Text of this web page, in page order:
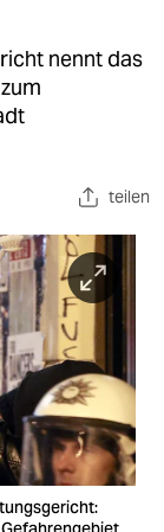
nennt das
teilen